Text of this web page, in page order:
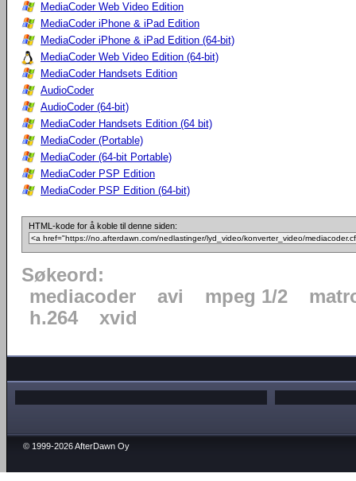
MediaCoder Web Video Edition
MediaCoder iPhone & iPad Edition
MediaCoder iPhone & iPad Edition (64-bit)
MediaCoder Web Video Edition (64-bit)
MediaCoder Handsets Edition
AudioCoder
AudioCoder (64-bit)
MediaCoder Handsets Edition (64 bit)
MediaCoder (Portable)
MediaCoder (64-bit Portable)
MediaCoder PSP Edition
MediaCoder PSP Edition (64-bit)
HTML-kode for å koble til denne siden:
Søkeord:
mediacoder
avi mpeg 1/2
h.264
xvid
© 1999-2026 AfterDawn Oy